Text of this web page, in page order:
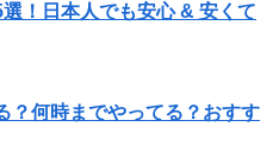
！日本人でも安心 & 安くて
？何時までやってる？おすす